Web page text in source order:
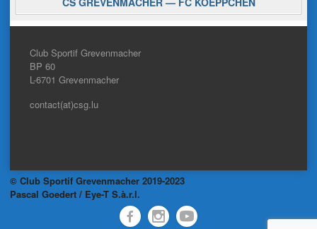
Club Sportif Grevenmacher
BP 60
L-6701 Grevenmacher
contact(at)csg.lu
© Club Sportif Grevenmacher 2019-2023
Pascal Goedert / Eye-T S.à.r.l.